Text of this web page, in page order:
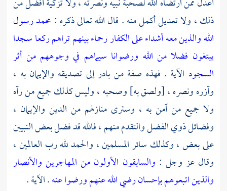
ذلك ، ولا تعديل أكمل منه . قال الله تعالى ذكره : محمد رسول
الله والذين معه أشداء على الكفار رحماء بينهم تراهم ركعا سجدا
يبتغون فضلا من الله ورضوانا سيماهم في وجوههم من أثر
السجود الآية . فهذه صفة من بادر إلى تصديقه والإيمان به ،
وآزره ونصره ، [ولصق به] وصحبه ، وليس كذلك جميع من رآه
ولا جميع من آمن به ، وسترى منازلهم من الدين والإيمان ،
وفضائل ذوي الفضل والتقدم منهم ، فالله قد فضل بعض النبيين
على بعض ، وكذلك سائر المسلمين ، والحمد لله رب العالمين ،
وقال عز وجل : والسابقون الأولون من المهاجرين والأنصار
والذين اتبعوهم بإحسان رضي الله عنهم ورضوا عنه. الآية .